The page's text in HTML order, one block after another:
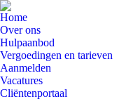
Home
Over ons
Hulpaanbod
Vergoedingen en tarieven
Aanmelden
Vacatures
Cliëntenportaal